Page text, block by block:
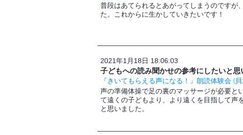
普段はあてられるとあがってしまうのですが
た。これからに生かしていきたいです！
2021年1月18日 18:06:03
子どもへの読み聞かせの参考にしたいと思
『きいてもらえる声になる！』朗読体験会 (
声の準備体操で足の裏のマッサージが必要と
て遠くの子どもより、より遠くを目指して声
と思いました。